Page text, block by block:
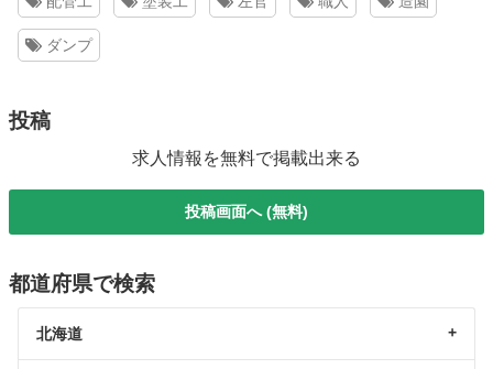
ダンプ
投稿
求人情報を無料で掲載出来る
投稿画面へ (無料)
都道府県で検索
北海道